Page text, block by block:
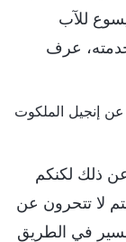
للآب
عرف
إنجيل الملكوت
عن ذلك لكنكم
لا تتحرون عن
نسير في الطريق